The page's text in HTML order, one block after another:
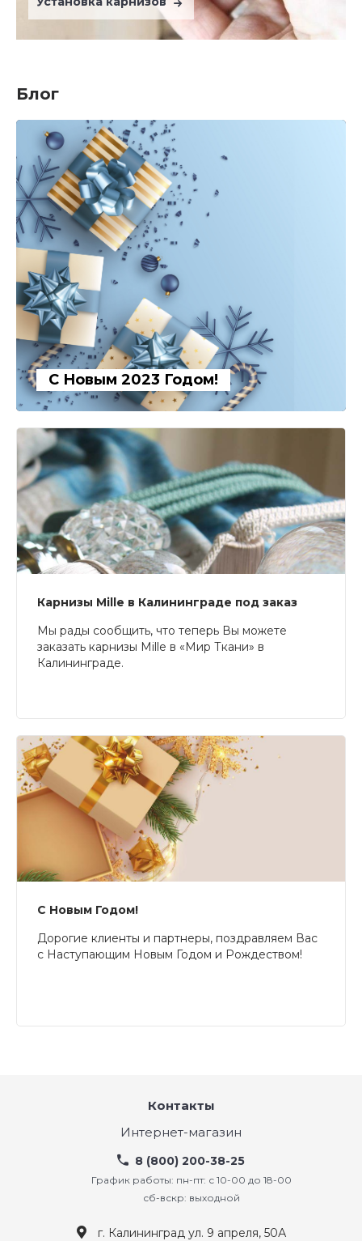
Блог
С Новым 2023 Годом!
Карнизы Mille в Калининграде под заказ
Мы рады сообщить, что теперь Вы можете
заказать карнизы Mille в «Мир Ткани» в
Калининграде.
С Новым Годом!
Дорогие клиенты и партнеры, поздравляем Вас
с Наступающим Новым Годом и Рождеством!
Контакты
Интернет-магазин
8 (800) 200-38-25
График работы: пн-пт: с 10-00 до 18-00
сб-вскр: выходной
г. Калининград ул. 9 апреля, 50А